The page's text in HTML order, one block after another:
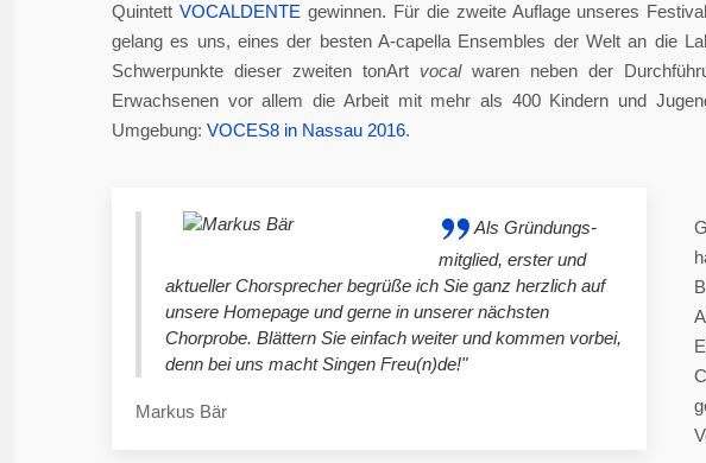
Quintett VOCALDENTE gewinnen. Für die zweite Auflage unseres
gelang es uns, eines der besten A-capella Ensembles der Welt an die
Schwerpunkte dieser zweiten tonArt vocalwaren neben der
Erwachsenen vor allem die Arbeit mit mehr als 400 Kindern und
Umgebung: VOCES8 in Nassau 2016.
Als Gründungs-
mitglied, erster und
aktueller Chorsprecher begrüße ich Sie ganz herzlich auf
unsere Homepage und gerne in unserer nächsten
Chorprobe. Blättern Sie einfach weiter und kommen vorbei,
denn bei uns macht Singen Freu(n)de!"
Markus Bär